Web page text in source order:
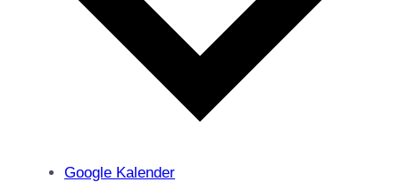
Google Kalender